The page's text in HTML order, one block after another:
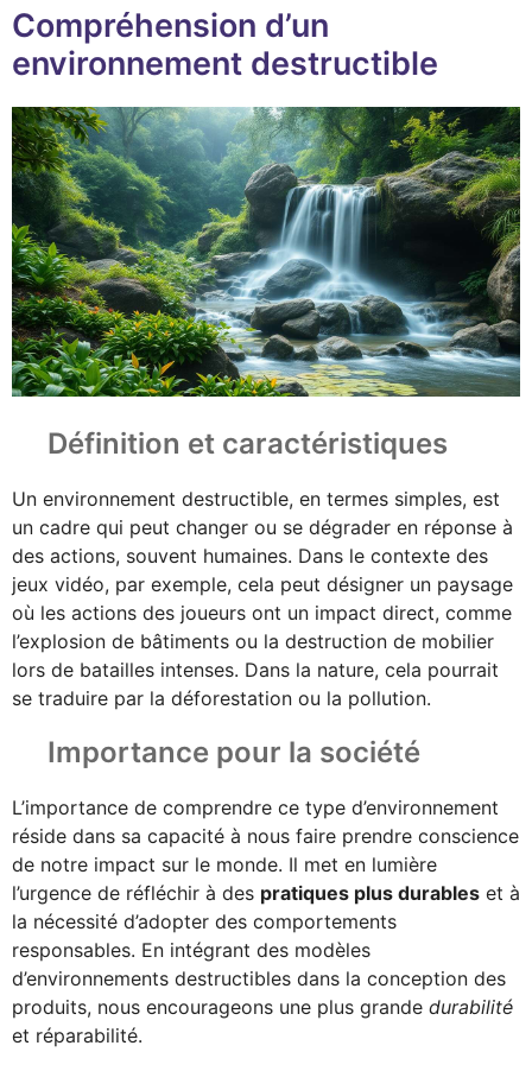
Compréhension d’un
environnement destructible
Définition et caractéristiques
Un environnement destructible, en termes simples, est
un cadre qui peut changer ou se dégrader en réponse à
des actions, souvent humaines. Dans le contexte des
jeux vidéo, par exemple, cela peut désigner un paysage
où les actions des joueurs ont un impact direct, comme
l’explosion de bâtiments ou la destruction de mobilier
lors de batailles intenses. Dans la nature, cela pourrait
se traduire par la déforestation ou la pollution.
Importance pour la société
L’importance de comprendre ce type d’environnement
réside dans sa capacité à nous faire prendre conscience
de notre impact sur le monde. Il met en lumière
l’urgence de réfléchir à des pratiques plus durables et à
la nécessité d’adopter des comportements
responsables. En intégrant des modèles
d’environnements destructibles dans la conception des
produits, nous encourageons une plus grande durabilité
et réparabilité.